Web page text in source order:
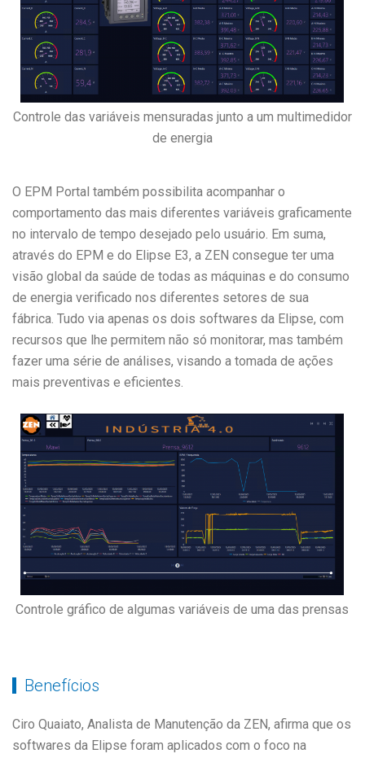
Controle das variáveis mensuradas junto a um multimedidor
de energia
O EPM Portal também possibilita acompanhar o
comportamento das mais diferentes variáveis graficamente
no intervalo de tempo desejado pelo usuário. Em suma,
através do EPM e do Elipse E3, a ZEN consegue ter uma
visão global da saúde de todas as máquinas e do consumo
de energia verificado nos diferentes setores de sua
fábrica. Tudo via apenas os dois softwares da Elipse, com
recursos que lhe permitem não só monitorar, mas também
fazer uma série de análises, visando a tomada de ações
mais preventivas e eficientes.
Controle gráfico de algumas variáveis de uma das prensas
Benefícios
Ciro Quaiato, Analista de Manutenção da ZEN, afirma que os
softwares da Elipse foram aplicados com o foco na